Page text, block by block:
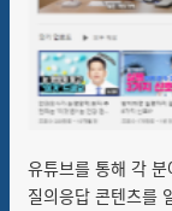
유튜브를 통해 각 분
질의응답 콘텐츠를